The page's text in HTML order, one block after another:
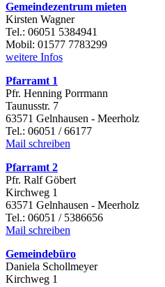
Gemeindezentrum mieten
Kirsten Wagner
Tel.: 06051 5384941
Mobil: 01577 7783299
weitere Infos
Pfarramt 1
Pfr. Henning Porrmann
Taunusstr. 7
63571 Gelnhausen - Meerholz
Tel.: 06051 / 66177
Mail schreiben
Pfarramt 2
Pfr. Ralf Göbert
Kirchweg 1
63571 Gelnhausen - Meerholz
Tel.: 06051 / 5386656
Mail schreiben
Gemeindebüro
Daniela Schollmeyer
Kirchweg 1